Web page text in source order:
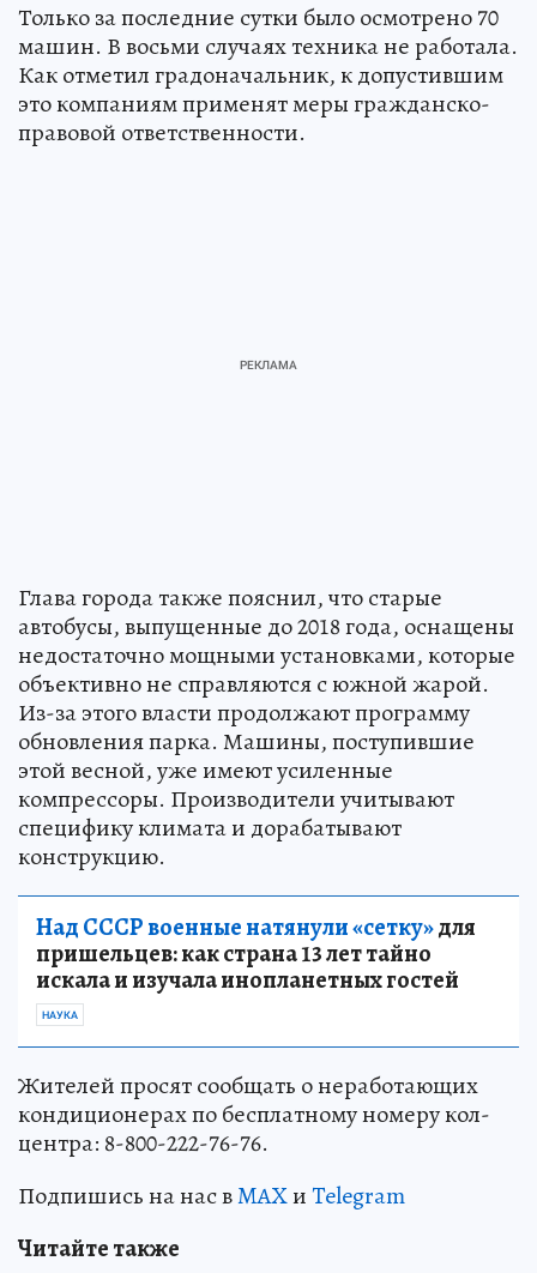
Только за последние сутки было осмотрено 70
машин. В восьми случаях техника не работала.
Как отметил градоначальник, к допустившим
это компаниям применят меры гражданско-
правовой ответственности.
Глава города также пояснил, что старые
автобусы, выпущенные до 2018 года, оснащены
недостаточно мощными установками, которые
объективно не справляются с южной жарой.
Из-за этого власти продолжают программу
обновления парка. Машины, поступившие
этой весной, уже имеют усиленные
компрессоры. Производители учитывают
специфику климата и дорабатывают
конструкцию.
Над СССР военные натянули «сетку»для
пришельцев: как страна 13 лет тайно
искала и изучала инопланетных гостей
НАУКА
Жителей просят сообщать о неработающих
кондиционерах по бесплатному номеру кол-
центра: 8-800-222-76-76.
Подпишись на нас вMAXиTelegram
Читайте также